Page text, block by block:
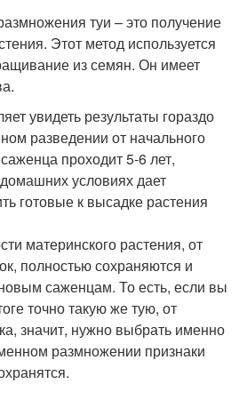
туи – это получение
Этот метод используется
из семян. Он имеет
увидеть результаты гораздо
разведении от начального
проходит 5-6 лет,
условиях дает
готовые к высадке растения
материнского растения, от
полностью сохраняются и
саженцам. То есть, если вы
точно такую же тую, от
значит, нужно выбрать именно
размножении признаки